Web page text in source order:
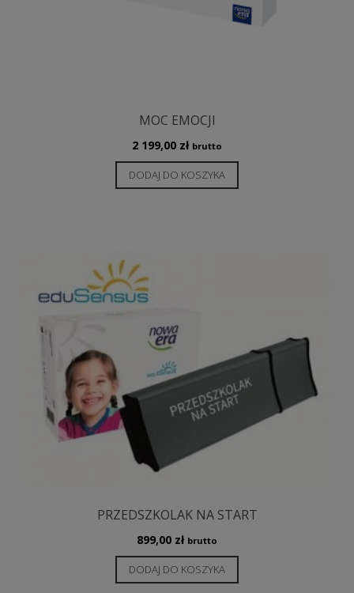
MOC EMOCJI
2 199,00 zł brutto
DODAJ DO KOSZYKA
PRZEDSZKOLAK NA START
899,00 zł brutto
DODAJ DO KOSZYKA